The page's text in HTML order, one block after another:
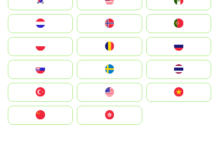
United States
中國香港特別行政區